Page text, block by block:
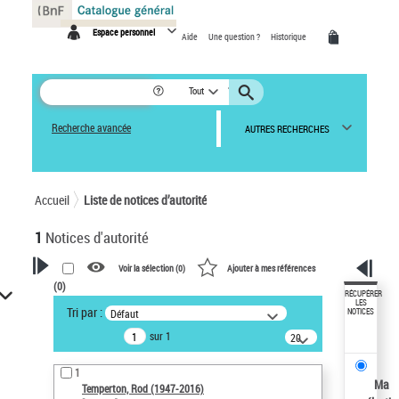
Espace personnel Aide Une question ? Historique
Tout
Recherche avancée AUTRES RECHERCHES
Accueil Liste de notices d’autorité
1 Notices d'autorité
VOTRE RECHERCHE
Recherche avancée dans les
notices d’autorité
Œuvres liées à l'auteur :
Temperton, Rod (1947-2016)
Voir la sélection (0) Ajouter à mes références
(0)
Tri par : Défaut
sur 1
20
résultats/page
1
Temperton, Rod (1947-2016)
RÉCUPÉRER
LES
NOTICES
Ma
Panneau de gestion des cookies